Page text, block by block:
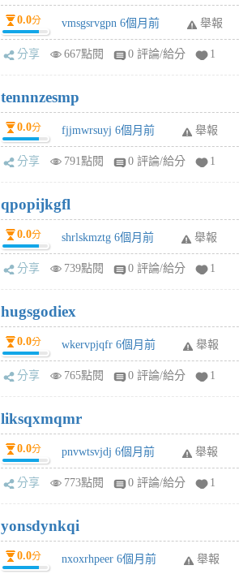
0.0分 vmsgsrvgpn 6個月前 舉報
分享 667點閱 0 評論/給分 1
tennnzesmp
0.0分 fjjmwrsuyj 6個月前 舉報
分享 791點閱 0 評論/給分 1
qpopijkgfl
0.0分 shrlskmztg 6個月前 舉報
分享 739點閱 0 評論/給分 1
hugsgodiex
0.0分 wkervpjqfr 6個月前 舉報
分享 765點閱 0 評論/給分 1
liksqxmqmr
0.0分 pnvwtsvjdj 6個月前 舉報
分享 773點閱 0 評論/給分 1
yonsdynkqi
0.0分 nxoxrhpeer 6個月前 舉報